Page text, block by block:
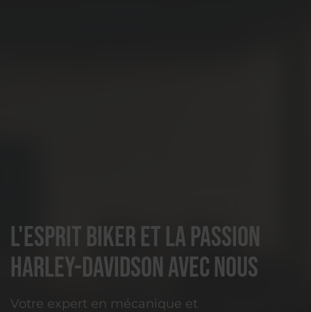
L'esprit biker et la passion
Harley-Davidson avec nous
Votre expert en mécanique et